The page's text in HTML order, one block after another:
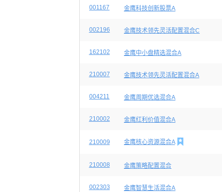
001167 金鹰科技创新股票A
002196 金鹰技术领先灵活配置混合C
162102 金鹰中小盘精选混合A
210007 金鹰技术领先灵活配置混合A
004211 金鹰周期优选混合A
210002 金鹰红利价值混合A
210009 金鹰核心资源混合A 
210008 金鹰策略配置混合
002303 金鹰智慧生活混合A